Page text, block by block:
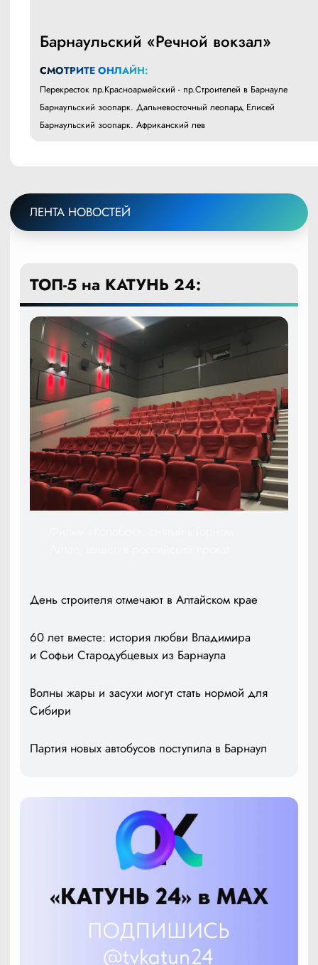
Барнаульский «Речной вокзал»
СМОТРИТЕ ОНЛАЙН:
Перекресток пр.Красноармейский - пр.Строителей в Барнауле
Барнаульский зоопарк. Дальневосточный леопард Елисей
Барнаульский зоопарк. Африканский лев
ЛЕНТА НОВОСТЕЙ
ТОП-5 на КАТУНЬ 24:
День строителя отмечают в Алтайском крае
60 лет вместе: история любви Владимира
и Софьи Стародубцевых из Барнаула
Волны жары и засухи могут стать нормой для
Сибири
Партия новых автобусов поступила в Барнаул